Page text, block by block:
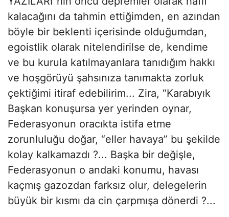
kalacağını da tahmin ettiğimden, en azından
böyle bir beklenti içerisinde olduğumdan,
egoistlik olarak nitelendirilse de, kendime
ve bu kurula katılmayanlara tanıdığım hakkı
ve hoşgörüyü şahsınıza tanımakta zorluk
çektiğimi itiraf edebilirim... Zira, “Karabıyık
Başkan konuşursa yer yerinden oynar,
Federasyonun oracıkta istifa etme
zorunluluğu doğar, “eller havaya” bu şekilde
kolay kalkamazdı ?... Başka bir değişle,
Federasyonun o andaki konumu, havası
kaçmış gazozdan farksız olur, delegelerin
büyük bir kısmı da cin çarpmışa dönerdi ?...